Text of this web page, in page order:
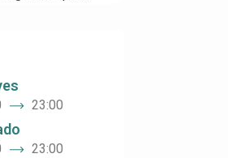
23:00
23:00